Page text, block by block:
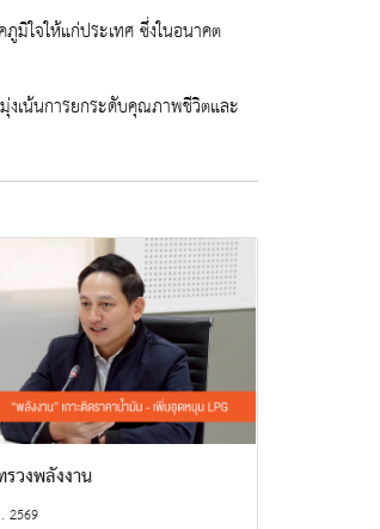
มิใจให้แก่ประเทศ ซึ่งในอนาคต
งเน้นการยกระดับคุณภาพชีวิตและ
รวงพลังงาน
2569